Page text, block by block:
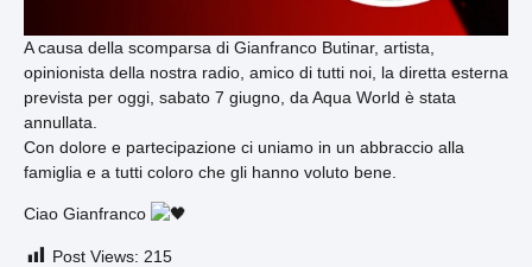
A causa della scomparsa di Gianfranco Butinar, artista,
opinionista della nostra radio, amico di tutti noi, la diretta esterna
prevista per oggi, sabato 7 giugno, da Aqua World è stata
annullata.
Con dolore e partecipazione ci uniamo in un abbraccio alla
famiglia e a tutti coloro che gli hanno voluto bene.
Ciao Gianfranco
Post Views: 215